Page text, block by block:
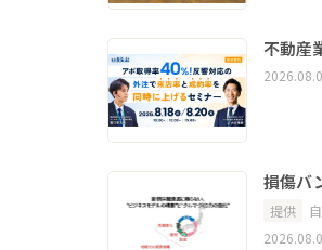
不動産
損傷バ
提供